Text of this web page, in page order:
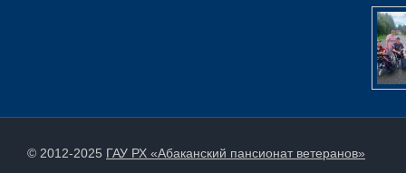
© 2012-2025 ГАУ РХ «Абаканский пансионат ветеранов»